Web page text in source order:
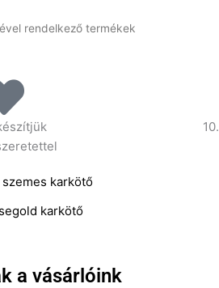
rendelkező termékek
karkötő
a vásárlóink